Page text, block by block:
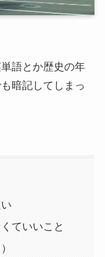
語とか歴史の年
暗記してしまっ
ていいこと